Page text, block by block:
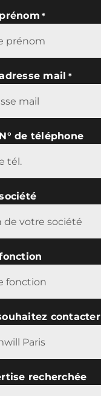
*
mail *
de téléphone
contacter
recherchée